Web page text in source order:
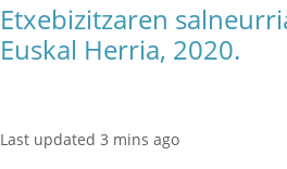
Etxebizitzaren
Euskal Herria, 2020.
Last updated 3 mins ago